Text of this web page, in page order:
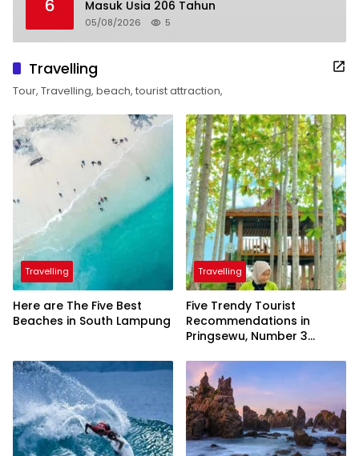
6
Masuk Usia 206 Tahun
05/08/2026 5
Travelling
Tour, Travelling, beach, tourist attraction,
Travelling
Here are The Five Best
Beaches in South Lampung
Travelling
Five Trendy Tourist
Recommendations in
Pringsewu, Number 3
President